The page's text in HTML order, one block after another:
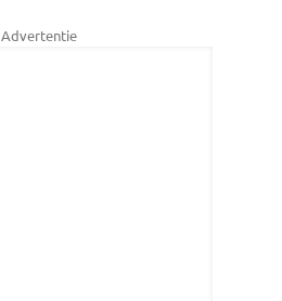
Advertentie